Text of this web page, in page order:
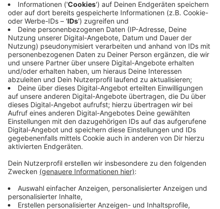
TAT0195 – 4 Fragen die du dir bei deiner
Content Planung stellen solltest
TAT0194 – so einfach manipuliert man die
iTunes Charts
TAT0193 – Ohne Zahlen, kein Erfolg. Impulse für
dein Social Media Reporting
TAT0192 – Facebook Pixel Events erstellen
ohne Coder
Tat0191 – Podcasting – Konzept, Produktion,
Vermarktung – Gedanken zum Buch
TAT0190 – Posts für mehrere Networks
vorausplanen – Tools für kleine Unternehmen
TAT0189 – Pinterest, der Status Quo
TAT0188 – Sarah * liebreizend.com: „Es ist ein
hart umkämpftes Feld auf Instagram zu
wachsen.“
TAT0187 – Social Media in Unternehmen: so